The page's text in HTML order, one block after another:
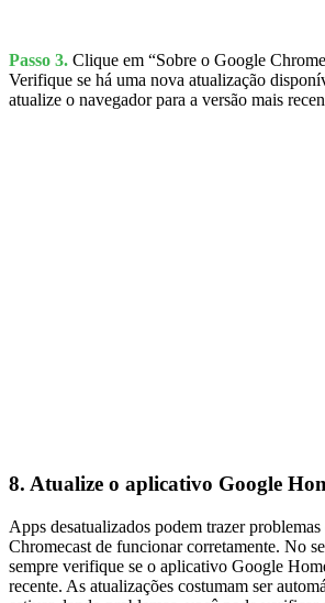
Passo 3. Clique em “Sobre o Google
Verifique se há uma nova atualização
atualize o navegador para a versão mais
8. Atualize o aplicativo Google
Apps desatualizados podem trazer
Chromecast de funcionar corretamente. No
sempre verifique se o aplicativo Google
recente. As atualizações costumam ser